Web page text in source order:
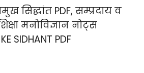
सिद्धांत PDF, सम्प्रदाय व
मनोविज्ञान नोट्स
SIDHANT PDF